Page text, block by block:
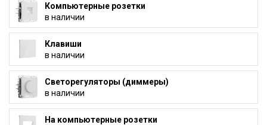
Компьютерные розетки
в наличии
Клавиши
в наличии
Светорегуляторы (диммеры)
в наличии
На компьютерные розетки